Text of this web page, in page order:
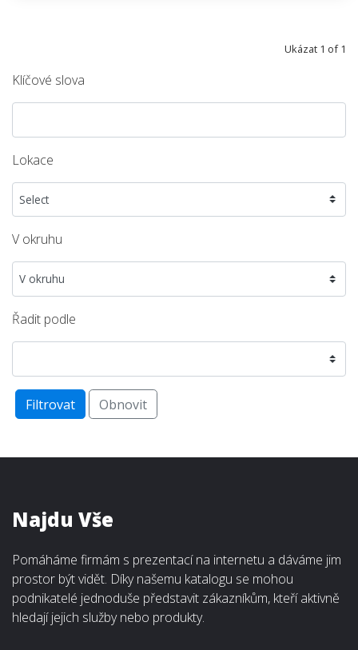
Klíčové slova
Lokace
V okruhu
Řadit podle
Filtrovat Obnovit
Ukázat 1 of 1
Najdu Vše
Pomáháme firmám s prezentací na internetu a dáváme jim
prostor být vidět. Díky našemu katalogu se mohou
podnikatelé jednoduše představit zákazníkům, kteří aktivně
hledají jejich služby nebo produkty.